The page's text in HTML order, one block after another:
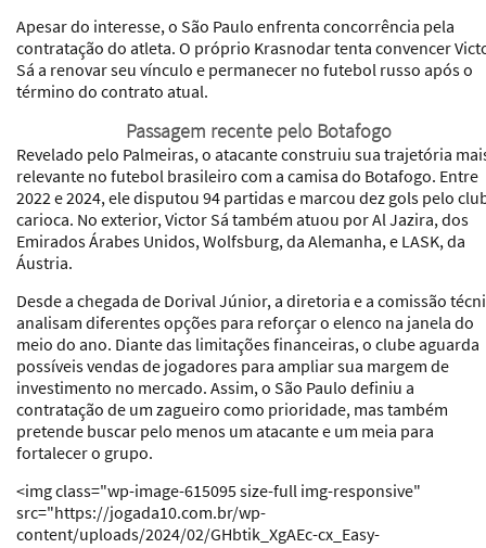
Apesar do interesse, o São Paulo enfrenta concorrência pela
contratação do atleta. O próprio Krasnodar tenta convencer
Sá a renovar seu vínculo e permanecer no futebol russo após o
término do contrato atual.
Passagem recente pelo Botafogo
Revelado pelo Palmeiras, o atacante construiu sua trajetória
relevante no futebol brasileiro com a camisa do Botafogo. Entre
2022 e 2024, ele disputou 94 partidas e marcou dez gols pelo
carioca. No exterior, Victor Sá também atuou por Al Jazira, dos
Emirados Árabes Unidos, Wolfsburg, da Alemanha, e LASK, da
Áustria.
Desde a chegada de Dorival Júnior, a diretoria e a comissão
analisam diferentes opções para reforçar o elenco na janela do
meio do ano. Diante das limitações financeiras, o clube aguarda
possíveis vendas de jogadores para ampliar sua margem de
investimento no mercado. Assim, o São Paulo definiu a
contratação de um zagueiro como prioridade, mas também
pretende buscar pelo menos um atacante e um meia para
fortalecer o grupo.
<img class="wp-image-615095 size-full img-responsive"
src="https://jogada10.com.br/wp-
content/uploads/2024/02/GHbtik_XgAEc-cx_Easy-